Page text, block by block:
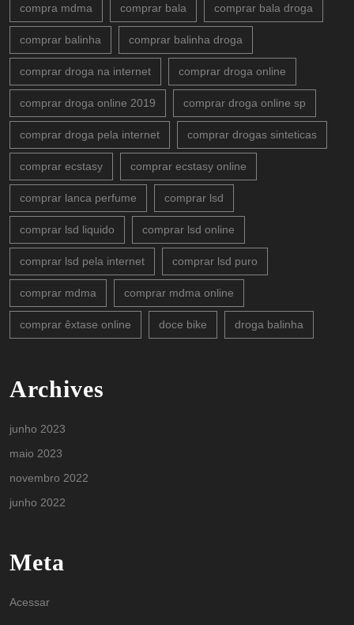
compra mdma comprar bala comprar bala droga
comprar balinha comprar balinha droga
comprar droga na internet comprar droga online
comprar droga online 2019 comprar droga online sp
comprar droga pela internet comprar drogas sinteticas
comprar ecstasy comprar ecstasy online
comprar lanca perfume comprar lsd
comprar lsd liquido comprar lsd online
comprar lsd pela internet comprar lsd puro
comprar mdma comprar mdma online
comprar êxtase online doce bike droga balinha
Archives
junho 2023
maio 2023
novembro 2022
junho 2022
Meta
Acessar